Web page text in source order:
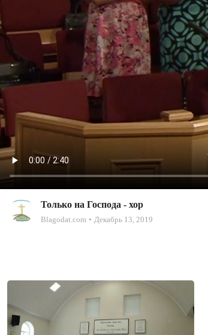
Только на Господа - хор
Blagodat.com Декабрь 13, 2019